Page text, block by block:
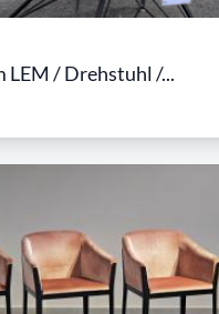
LEM / Drehstuhl /...